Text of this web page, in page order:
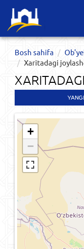
Bosh sahifa
Xaritadagi
+
−